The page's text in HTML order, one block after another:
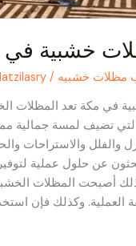
خشبية في
مظلات خشبيه /
في مكة تعد المظلات
التي تضيف لمسة جمالية
والفلل والاستراحات
عن حلول عملية
أصبحت المظلات الخشبية
العملية. وكذلك فإن